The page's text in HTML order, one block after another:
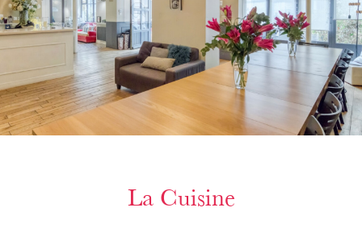
La Cuisine